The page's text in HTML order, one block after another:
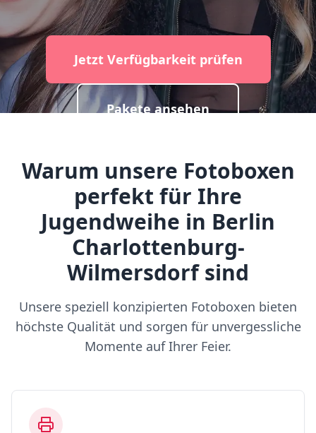
Jetzt Verfügbarkeit prüfen
Pakete ansehen
Warum unsere Fotoboxen
perfekt für Ihre
Jugendweihe in Berlin
Charlottenburg-
Wilmersdorf sind
Unsere speziell konzipierten Fotoboxen bieten
höchste Qualität und sorgen für unvergessliche
Momente auf Ihrer Feier.